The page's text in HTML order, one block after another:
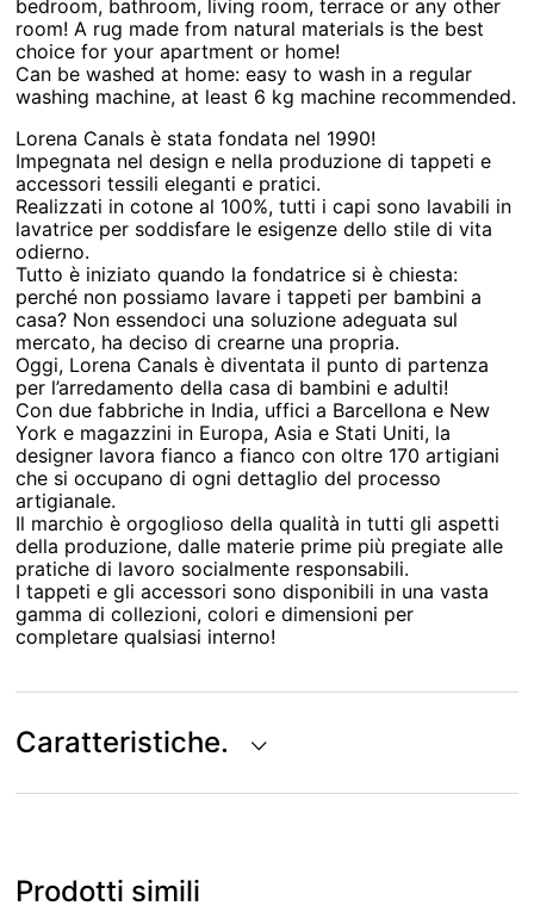
bedroom, bathroom, living room, terrace or any other
room! A rug made from natural materials is the best
choice for your apartment or home!
Can be washed at home: easy to wash in a regular
washing machine, at least 6 kg machine recommended.
Lorena Canals è stata fondata nel 1990!
Impegnata nel design e nella produzione di tappeti e
accessori tessili eleganti e pratici.
Realizzati in cotone al 100%, tutti i capi sono lavabili in
lavatrice per soddisfare le esigenze dello stile di vita
odierno.
Tutto è iniziato quando la fondatrice si è chiesta:
perché non possiamo lavare i tappeti per bambini a
casa? Non essendoci una soluzione adeguata sul
mercato, ha deciso di crearne una propria.
Oggi, Lorena Canals è diventata il punto di partenza
per l’arredamento della casa di bambini e adulti!
Con due fabbriche in India, uffici a Barcellona e New
York e magazzini in Europa, Asia e Stati Uniti, la
designer lavora fianco a fianco con oltre 170 artigiani
che si occupano di ogni dettaglio del processo
artigianale.
Il marchio è orgoglioso della qualità in tutti gli aspetti
della produzione, dalle materie prime più pregiate alle
pratiche di lavoro socialmente responsabili.
I tappeti e gli accessori sono disponibili in una vasta
gamma di collezioni, colori e dimensioni per
completare qualsiasi interno!
Caratteristiche.
Prodotti simili